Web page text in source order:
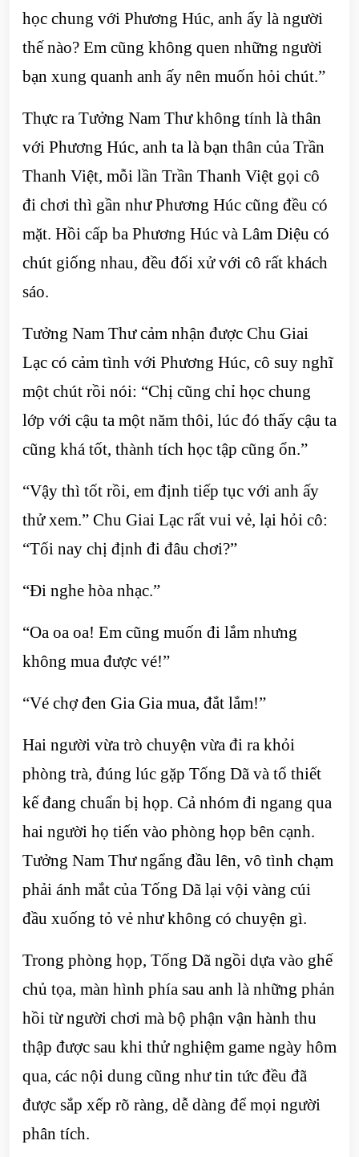
học chung với Phương Húc, anh ấy là người
thế nào? Em cũng không quen những người
bạn xung quanh anh ấy nên muốn hỏi chút.”
Thực ra Tưởng Nam Thư không tính là thân
với Phương Húc, anh ta là bạn thân của Trần
Thanh Việt, mỗi lần Trần Thanh Việt gọi cô
đi chơi thì gần như Phương Húc cũng đều có
mặt. Hồi cấp ba Phương Húc và Lâm Diệu có
chút giống nhau, đều đối xử với cô rất khách
sáo.
Tưởng Nam Thư cảm nhận được Chu Giai
Lạc có cảm tình với Phương Húc, cô suy nghĩ
một chút rồi nói: “Chị cũng chỉ học chung
lớp với cậu ta một năm thôi, lúc đó thấy cậu ta
cũng khá tốt, thành tích học tập cũng ổn.”
“Vậy thì tốt rồi, em định tiếp tục với anh ấy
thử xem.” Chu Giai Lạc rất vui vẻ, lại hỏi cô:
“Tối nay chị định đi đâu chơi?”
“Đi nghe hòa nhạc.”
“Oa oa oa! Em cũng muốn đi lắm nhưng
không mua được vé!”
“Vé chợ đen Gia Gia mua, đắt lắm!”
Hai người vừa trò chuyện vừa đi ra khỏi
phòng trà, đúng lúc gặp Tống Dã và tổ thiết
kế đang chuẩn bị họp. Cả nhóm đi ngang qua
hai người họ tiến vào phòng họp bên cạnh.
Tưởng Nam Thư ngẩng đầu lên, vô tình chạm
phải ánh mắt của Tống Dã lại vội vàng cúi
đầu xuống tỏ vẻ như không có chuyện gì.
Trong phòng họp, Tống Dã ngồi dựa vào ghế
chủ tọa, màn hình phía sau anh là những phản
hồi từ người chơi mà bộ phận vận hành thu
thập được sau khi thử nghiệm game ngày hôm
qua, các nội dung cũng như tin tức đều đã
được sắp xếp rõ ràng, dễ dàng để mọi người
phân tích.